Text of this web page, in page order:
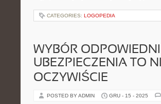
CATEGORIES: LOGOPEDIA
WYBÓR
UBEZPIECZENIA TO
OCZYWIŚCIE
POSTED BY ADMIN GRU - 15 - 2025